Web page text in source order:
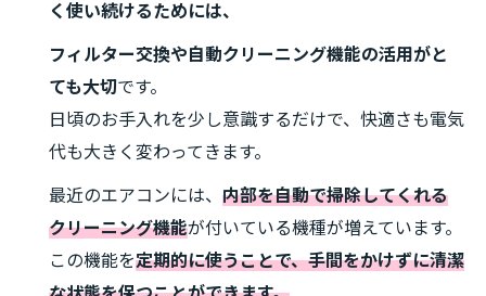
く使い続けるためには、
フィルター交換や自動クリーニング機能の活用がと
ても大切です。
日頃のお手入れを少し意識するだけで、快適さも電気
代も大きく変わってきます。
最近のエアコンには、 内部を自動で掃除してくれる
クリーニング機能が付いている機種が増えています。
この機能を定期的に使うことで、手間をかけずに清潔